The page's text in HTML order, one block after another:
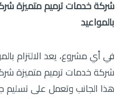
شركة خدمات ترميم متميزة
بالمواعيد
في أي مشروع، يعد الالتزام
شركة خدمات ترميم متميزة
هذا الجانب وتعمل على تسليم